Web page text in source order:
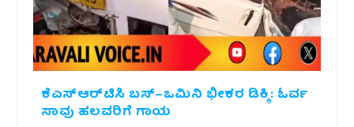
ಕೆಎಸ್‌ಆರ್‌ಟಿಸಿ ಬಸ್–ಒಮಿನಿ ಭೀಕರ ಡಿಕ್ಕಿ: ಓರ್ವ
ಸಾವು ಹಲವರಿಗೆ ಗಾಯ